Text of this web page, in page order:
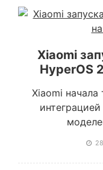
Xiaomi
HyperOS
Xiaomi начала